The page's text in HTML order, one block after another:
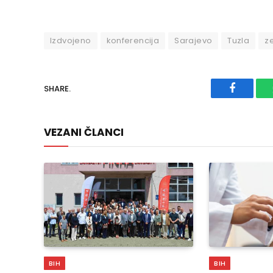
Izdvojeno konferencija Sarajevo Tuzla
SHARE.
VEZANI ČLANCI
BIH BIH